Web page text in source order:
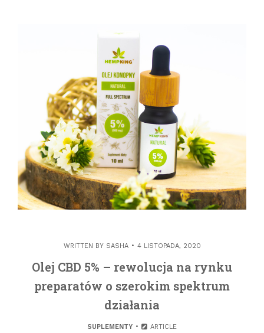
WRITTEN BY SASHA 4 LISTOPADA, 2020
Olej CBD 5% – rewolucja na rynku
preparatów o szerokim spektrum
działania
SUPLEMENTY ARTICLE